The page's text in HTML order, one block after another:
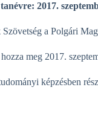
2017.
a Polgári
meg 2017.
képzésben